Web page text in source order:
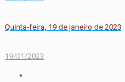
Quinta-feira, 19 de janeiro de 2023
19/01/2023